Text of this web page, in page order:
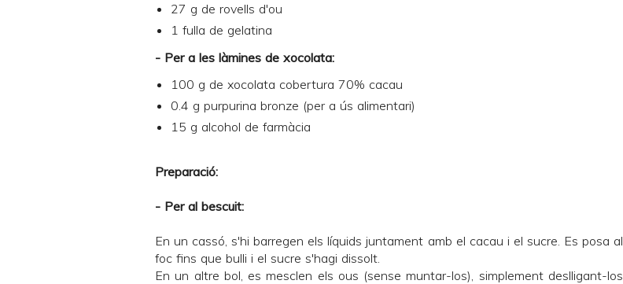
27 g de rovells d'ou
1 fulla de gelatina
- Per a les làmines de xocolata:
100 g de xocolata cobertura 70% cacau
0.4 g purpurina bronze (per a ús alimentari)
15 g alcohol de farmàcia
Preparació:
- Per al bescuit:
En un cassó, s'hi barregen els líquids juntament amb el cacau i el sucre. Es posa al
foc fins que bulli i el sucre s'hagi dissolt.
En un altre bol, es mesclen els ous (sense muntar-los), simplement deslligant-los